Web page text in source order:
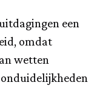
een
omdat
wetten